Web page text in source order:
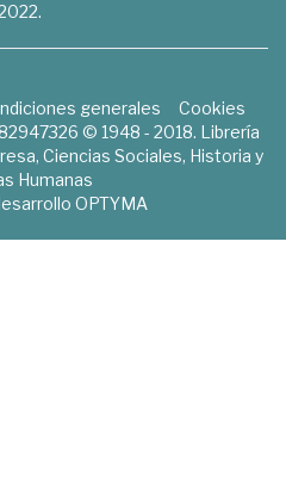
generales
Cookies
© 1948 - 2018. Librería
Ciencias Sociales, Historia y
Humanas
OPTYMA